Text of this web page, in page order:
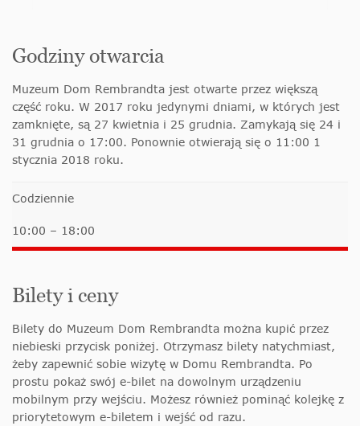
Godziny otwarcia
Muzeum Dom Rembrandta jest otwarte przez większą
część roku. W 2017 roku jedynymi dniami, w których jest
zamknięte, są 27 kwietnia i 25 grudnia. Zamykają się 24 i
31 grudnia o 17:00. Ponownie otwierają się o 11:00 1
stycznia 2018 roku.
Codziennie
10:00 – 18:00
Bilety i ceny
Bilety do Muzeum Dom Rembrandta można kupić przez
niebieski przycisk poniżej. Otrzymasz bilety natychmiast,
żeby zapewnić sobie wizytę w Domu Rembrandta. Po
prostu pokaż swój e-bilet na dowolnym urządzeniu
mobilnym przy wejściu. Możesz również pominąć kolejkę z
priorytetowym e-biletem i wejść od razu.